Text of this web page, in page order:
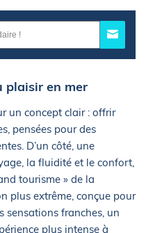
plaisir en mer
un concept clair : offrir
pensées pour des
D’un côté, une
la fluidité et le confort,
tourisme » de la
plus extrême, conçue pour
sensations franches, un
plus intense à